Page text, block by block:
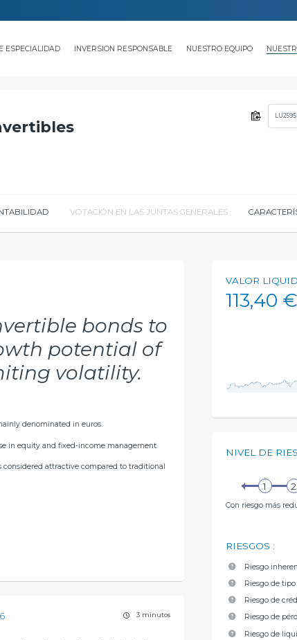
ESPECIALIDAD INVERSION RESPONSABLE NUESTRO EQUIPO
VOTACIÓN EN LAS JUNTAS GENERALES
bonds to
potential of
volatility.
denominated in euros.
in equity and fixed-income management.
attractive compared to traditional
3 minutos
VALOR
113,40 €
NIVEL DE
Con riesgo más
RIESGOS :
Riesgo
Riesgo de
Riesgo de
Riesgo de
Riesgo de